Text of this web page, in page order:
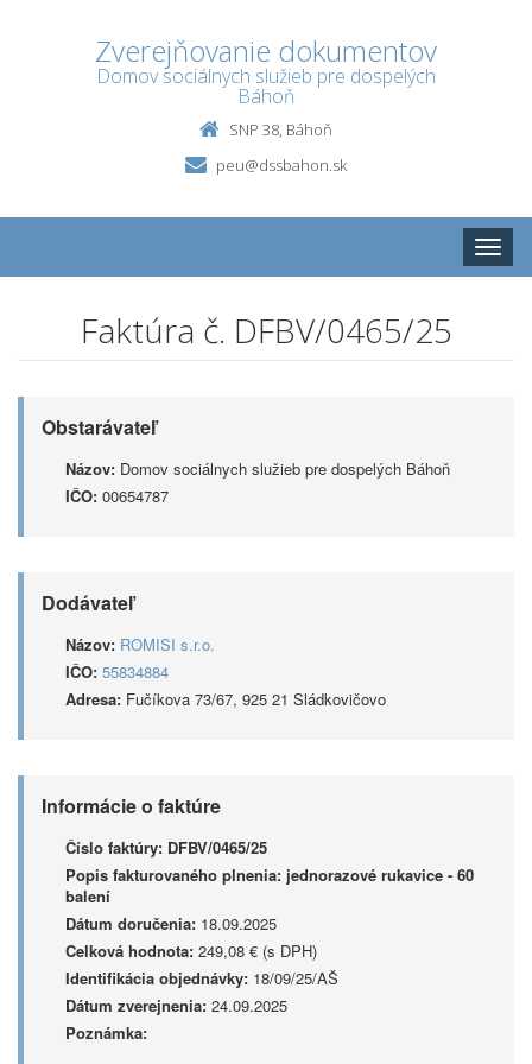
Zverejňovanie dokumentov
Domov sociálnych služieb pre dospelých
Báhoň
SNP 38, Báhoň
peu@dssbahon.sk
Toggle
Faktúra č. DFBV/0465/25
Obstarávateľ
Názov: Domov sociálnych služieb pre dospelých Báhoň
IČO: 00654787
Dodávateľ
Názov: ROMISI s.r.o.
IČO: 55834884
Adresa: Fučíkova 73/67, 925 21 Sládkovičovo
Informácie o faktúre
Číslo faktúry: DFBV/0465/25
Popis fakturovaného plnenia: jednorazové rukavice - 60
balení
Dátum doručenia: 18.09.2025
Celková hodnota: 249,08 € (s DPH)
Identifikácia objednávky: 18/09/25/AŠ
Dátum zverejnenia: 24.09.2025
Poznámka: